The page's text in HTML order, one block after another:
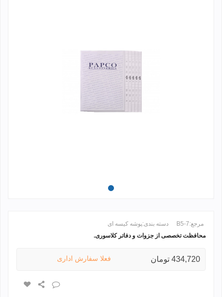
مرجع:B5-7 دسته بندی:پوشه کیسه ای
محافظت تخصصی از جزوات و دفاتر کلاسوری.
ادامه مطلب +
434,720 تومان فعلا سفارش اداری